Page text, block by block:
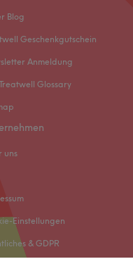
Blog
Geschenkgutschein
Anmeldung
Glossary
uns
Einstellungen
& GDPR